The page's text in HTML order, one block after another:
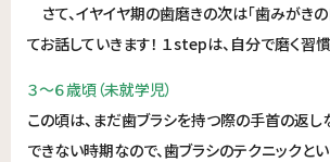
さて、イヤイヤ期の歯磨きの次は「歯みがき
てお話していきます！ １stepは、自分で磨く習慣
３～６歳頃（未就学児）
この頃は、まだ歯ブラシを持つ際の手首の返
できない時期なので、歯ブラシのテクニックと